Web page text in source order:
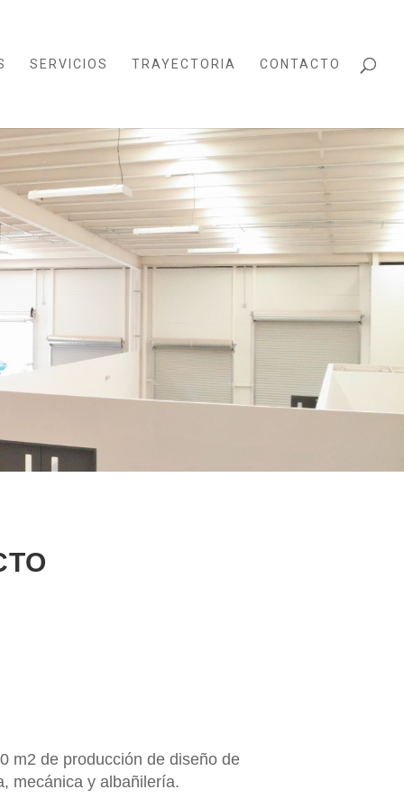
SERVICIOS TRAYECTORIA CONTACTO
m2 de producción de diseño de
mecánica y albañilería.